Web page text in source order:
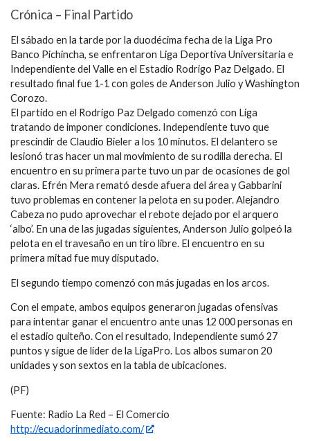
Crónica – Final Partido
El sábado en la tarde por la duodécima fecha de la Liga Pro
Banco Pichincha, se enfrentaron Liga Deportiva Universitaria e
Independiente del Valle en el Estadio Rodrigo Paz Delgado. El
resultado final fue 1-1 con goles de Anderson Julio y Washington
Corozo.
El partido en el Rodrigo Paz Delgado comenzó con Liga
tratando de imponer condiciones. Independiente tuvo que
prescindir de Claudio Bieler a los 10 minutos. El delantero se
lesionó tras hacer un mal movimiento de su rodilla derecha. El
encuentro en su primera parte tuvo un par de ocasiones de gol
claras. Efrén Mera remató desde afuera del área y Gabbarini
tuvo problemas en contener la pelota en su poder. Alejandro
Cabeza no pudo aprovechar el rebote dejado por el arquero
‘albo’. En una de las jugadas siguientes, Anderson Julio golpeó la
pelota en el travesaño en un tiro libre. El encuentro en su
primera mitad fue muy disputado.
El segundo tiempo comenzó con más jugadas en los arcos.
Con el empate, ambos equipos generaron jugadas ofensivas
para intentar ganar el encuentro ante unas 12 000 personas en
el estadio quiteño. Con el resultado, Independiente sumó 27
puntos y sigue de líder de la LigaPro. Los albos sumaron 20
unidades y son sextos en la tabla de ubicaciones.
(PF)
Fuente: Radio La Red – El Comercio
http://ecuadorinmediato.com/